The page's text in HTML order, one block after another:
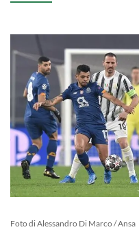
Foto di Alessandro Di Marco / Ansa